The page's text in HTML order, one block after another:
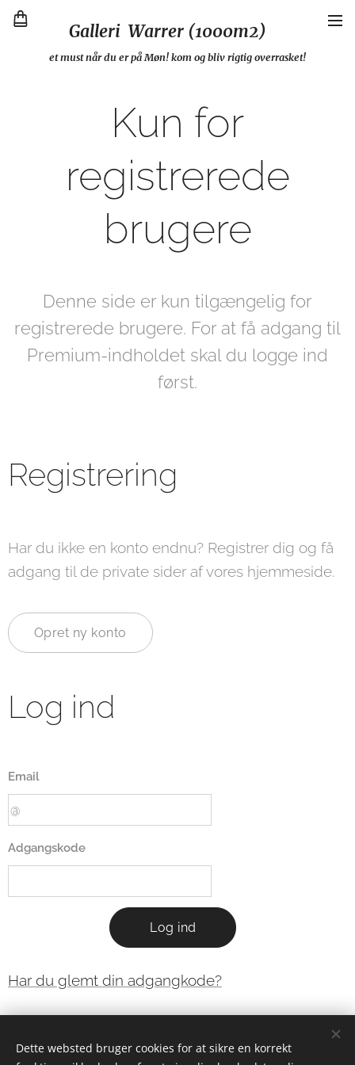
Galleri Warrer (1000m2)
et must når du er på Møn! kom og bliv rigtig overrasket!
Kun for
registrerede
brugere
Denne side er kun tilgængelig for
registrerede brugere. For at få adgang til
Premium-indholdet skal du logge ind
først.
Registrering
Har du ikke en konto endnu? Registrer dig og få
adgang til de private sider af vores hjemmeside.
Opret ny konto
Log ind
Email
Adgangskode
Log ind
Har du glemt din adgangkode?
Dette websted bruger cookies for at sikre en korrekt